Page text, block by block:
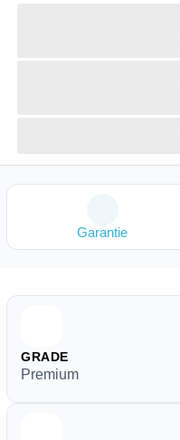
Garantie
GRADE
Premium